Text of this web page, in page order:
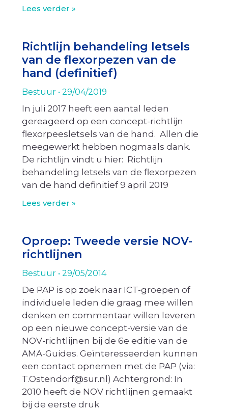
Lees verder »
Richtlijn behandeling letsels
van de flexorpezen van de
hand (definitief)
Bestuur 29/04/2019
In juli 2017 heeft een aantal leden
gereageerd op een concept-richtlijn
flexorpeesletsels van de hand. Allen die
meegewerkt hebben nogmaals dank.
De richtlijn vindt u hier: Richtlijn
behandeling letsels van de flexorpezen
van de hand definitief 9 april 2019
Lees verder »
Oproep: Tweede versie NOV-
richtlijnen
Bestuur 29/05/2014
De PAP is op zoek naar ICT-groepen of
individuele leden die graag mee willen
denken en commentaar willen leveren
op een nieuwe concept-versie van de
NOV-richtlijnen bij de 6e editie van de
AMA-Guides. Geïnteresseerden kunnen
een contact opnemen met de PAP (via:
T.Ostendorf@sur.nl) Achtergrond: In
2010 heeft de NOV richtlijnen gemaakt
bij de eerste druk